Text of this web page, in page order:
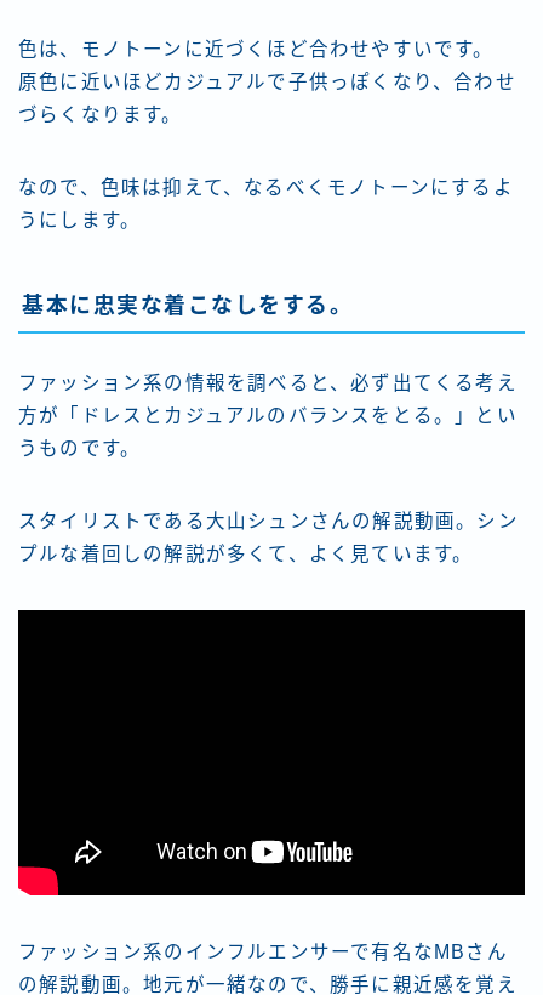
色は、モノトーンに近づくほど合わせやすいです。
原色に近いほどカジュアルで子供っぽくなり、合わせ
づらくなります。
なので、色味は抑えて、なるべくモノトーンにするよ
うにします。
基本に忠実な着こなしをする。
ファッション系の情報を調べると、必ず出てくる考え
方が「
ドレスとカジュアルのバランスをとる。
」とい
うものです。
スタイリストである大山シュンさんの解説動画。シン
プルな着回しの解説が多くて、よく見ています。
ファッション系のインフルエンサーで有名なMBさん
の解説動画。地元が一緒なので、勝手に親近感を覚え